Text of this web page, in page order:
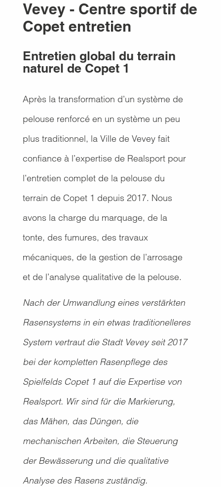
Vevey - Centre sportif de
Copet entretien
Entretien global du terrain
naturel de Copet 1
Après la transformation d’un système de
pelouse renforcé en un système un peu
plus traditionnel, la Ville de Vevey fait
confiance à l’expertise de Realsport pour
l’entretien complet de la pelouse du
terrain de Copet 1 depuis 2017. Nous
avons la charge du marquage, de la
tonte, des fumures, des travaux
mécaniques, de la gestion de l’arrosage
et de l’analyse qualitative de la pelouse.
Nach der Umwandlung eines verstärkten
Rasensystems in ein etwas traditionelleres
System vertraut die Stadt Vevey seit 2017
bei der kompletten Rasenpflege des
Spielfelds Copet 1 auf die Expertise von
Realsport. Wir sind für die Markierung,
das Mähen, das Düngen, die
mechanischen Arbeiten, die Steuerung
der Bewässerung und die qualitative
Analyse des Rasens zuständig.